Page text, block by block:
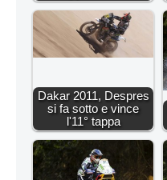
Dakar 2011, Despres
si fa sotto e vince
l'11° tappa